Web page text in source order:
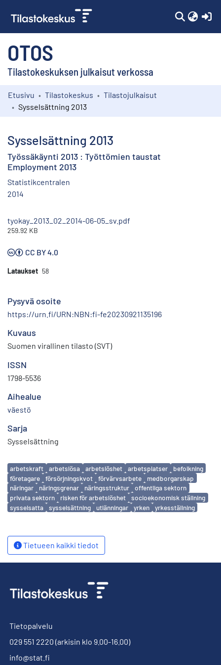
OTOS
Tilastokeskuksen julkaisut verkossa
Kokoelmat
Etusivu Tilastokeskus
Tilastojulkaisut
Sysselsättning 2013
Sysselsättning 2013
Työssäkäynti 2013 : Työttömien taustat
Employment 2013
Statistikcentralen
2014
tyokay_2013_02_2014-06-05_sv.pdf
259.92 KB
CC BY 4.0
Lataukset 58
Pysyvä osoite
https://urn.fi/URN:NBN:fi-fe20230921135196
Kuvaus
Suomen virallinen tilasto (SVT)
ISSN
1798-5536
Aihealue
väestö
Sarja
Sysselsättning
Avainsanat
arbetskraft arbetslösa arbetslöshet arbetsplatser
befolkning
företagare
försörjningskvot förvärvsarbete
medborgarskap
näringar
näringsgrenar näringsstruktur
offentliga sektorn
privata sektorn
risken för arbetslöshet
socioekonomisk ställning
sysselsatta
sysselsättning utlänningar yrken yrkesställning
Tietueen kaikki tiedot
Tietopalvelu
029 551 2220 (arkisin klo 9.00-16.00)
info@stat.fi